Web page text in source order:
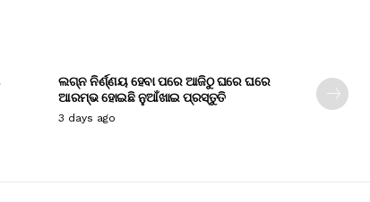
ଲଗ୍ନ ନିର୍ଣ୍ଣୟ ହେବା ପରେ ଆଜିଠୁ ଘରେ ଘରେ
ଆରମ୍ଭ ହୋଇଛି ନୁଆଁଖାଇ ପ୍ରସ୍ତୁତି
3 days ago